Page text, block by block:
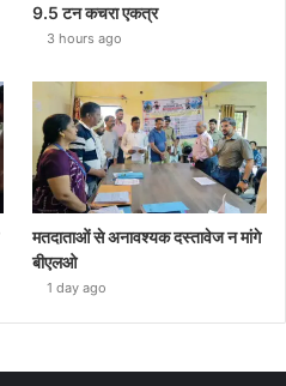
9.5 टन कचरा एकत्र
3 hours ago
मतदाताओं से अनावश्यक दस्तावेज न मांगे
बीएलओ
1 day ago